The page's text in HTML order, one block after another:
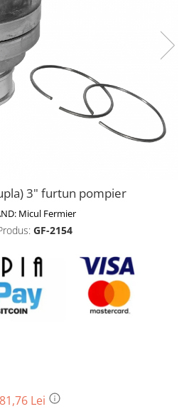
3" furtun pompier
Micul Fermier
GF-2154
81,76 Lei